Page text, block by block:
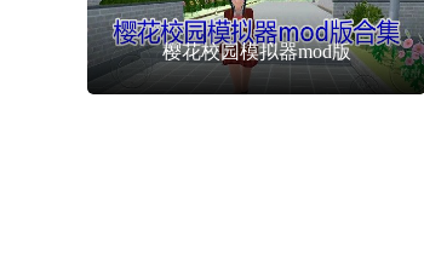
樱花校园模拟器mod版